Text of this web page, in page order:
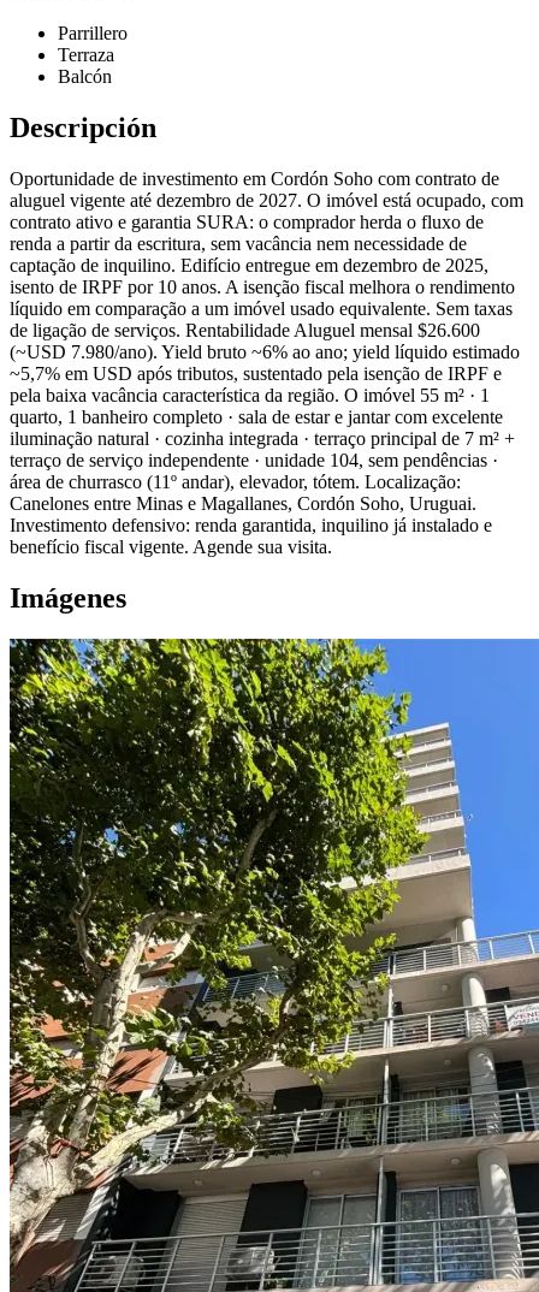
Parrillero
Terraza
Balcón
Descripción
Oportunidade de investimento em Cordón Soho com contrato de
aluguel vigente até dezembro de 2027. O imóvel está ocupado, com
contrato ativo e garantia SURA: o comprador herda o fluxo de
renda a partir da escritura, sem vacância nem necessidade de
captação de inquilino. Edifício entregue em dezembro de 2025,
isento de IRPF por 10 anos. A isenção fiscal melhora o rendimento
líquido em comparação a um imóvel usado equivalente. Sem taxas
de ligação de serviços. Rentabilidade Aluguel mensal $26.600
(~USD 7.980/ano). Yield bruto ~6% ao ano; yield líquido estimado
~5,7% em USD após tributos, sustentado pela isenção de IRPF e
pela baixa vacância característica da região. O imóvel 55 m² · 1
quarto, 1 banheiro completo · sala de estar e jantar com excelente
iluminação natural · cozinha integrada · terraço principal de 7 m² +
terraço de serviço independente · unidade 104, sem pendências ·
área de churrasco (11º andar), elevador, tótem. Localização:
Canelones entre Minas e Magallanes, Cordón Soho, Uruguai.
Investimento defensivo: renda garantida, inquilino já instalado e
benefício fiscal vigente. Agende sua visita.
Imágenes